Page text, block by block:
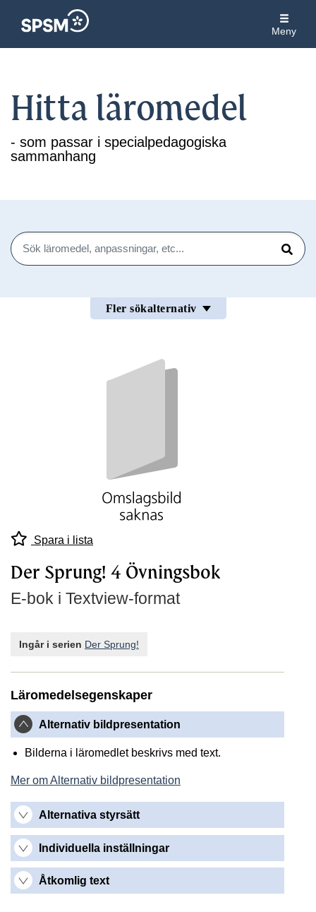
Meny
Hitta läromedel
- som passar i specialpedagogiska
sammanhang
Sök
Sök
Fler sökalternativ
Spara i lista
Der Sprung! 4 Övningsbok
E-bok i Textview-format
Ingår i serien Der Sprung!
Läromedelsegenskaper
Alternativ bildpresentation
Bilderna i läromedlet beskrivs med text.
Mer om Alternativ bildpresentation
Alternativa styrsätt
Individuella inställningar
Åtkomlig text